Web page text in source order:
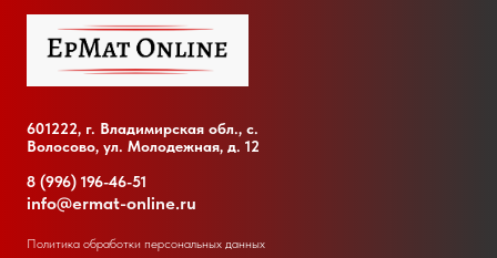
601222, г. Владимирская обл., с.
Волосово, ул. Молодежная, д. 12
8 (996) 196-46-51
info@ermat-online.ru
Политика обработки персональных данных